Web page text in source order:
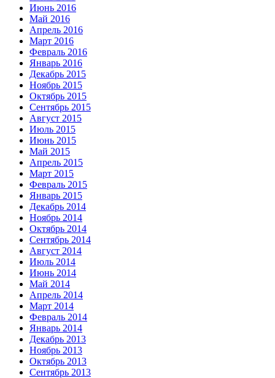
Июнь 2016
Май 2016
Апрель 2016
Март 2016
Февраль 2016
Январь 2016
Декабрь 2015
Ноябрь 2015
Октябрь 2015
Сентябрь 2015
Август 2015
Июль 2015
Июнь 2015
Май 2015
Апрель 2015
Март 2015
Февраль 2015
Январь 2015
Декабрь 2014
Ноябрь 2014
Октябрь 2014
Сентябрь 2014
Август 2014
Июль 2014
Июнь 2014
Май 2014
Апрель 2014
Март 2014
Февраль 2014
Январь 2014
Декабрь 2013
Ноябрь 2013
Октябрь 2013
Сентябрь 2013